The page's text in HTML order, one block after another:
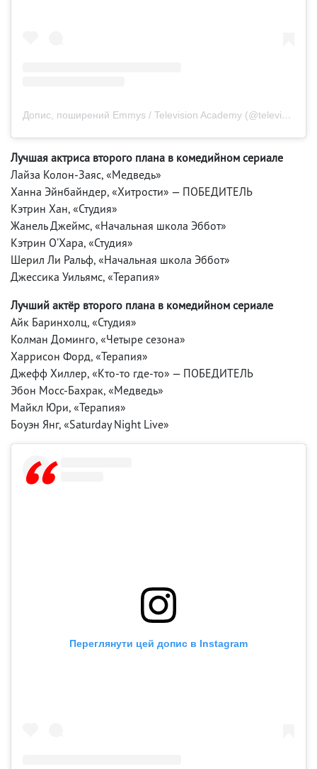
Допис, поширений Emmys / Television Academy (@televisionacad)
Лучшая актриса второго плана в комедийном сериале
Лайза Колон-Заяс, «Медведь»
Ханна Эйнбайндер, «Хитрости» — ПОБЕДИТЕЛЬ
Кэтрин Хан, «Студия»
Жанель Джеймс, «Начальная школа Эббот»
Кэтрин О’Хара, «Студия»
Шерил Ли Ральф, «Начальная школа Эббот»
Джессика Уильямс, «Терапия»
Лучший актёр второго плана в комедийном сериале
Айк Баринхолц, «Студия»
Колман Доминго, «Четыре сезона»
Харрисон Форд, «Терапия»
Джефф Хиллер, «Кто-то где-то» — ПОБЕДИТЕЛЬ
Эбон Мосс-Бахрак, «Медведь»
Майкл Юри, «Терапия»
Боуэн Янг, «Saturday Night Live»
Переглянути цей допис в Instagram